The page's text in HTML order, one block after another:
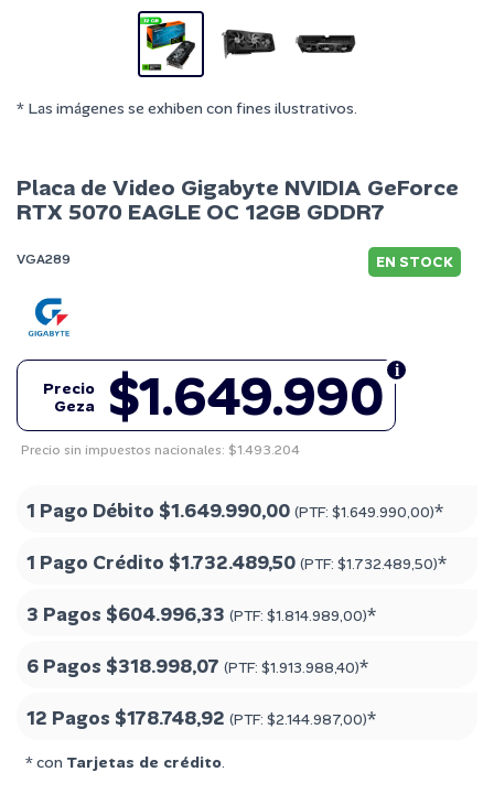
* Las imágenes se exhiben con fines ilustrativos.
Placa de Video Gigabyte NVIDIA GeForce
RTX 5070 EAGLE OC 12GB GDDR7
VGA289 EN STOCK
$1.649.990
Precio
Geza
Precio sin impuestos nacionales: $1.493.204
1 Pago Débito $1.649.990,00 (PTF: $1.649.990,00)*
1 Pago Crédito $1.732.489,50 (PTF: $1.732.489,50)*
3 Pagos $604.996,33 (PTF: $1.814.989,00)*
6 Pagos $318.998,07 (PTF: $1.913.988,40)*
12 Pagos $178.748,92 (PTF: $2.144.987,00)*
* con Tarjetas de crédito.